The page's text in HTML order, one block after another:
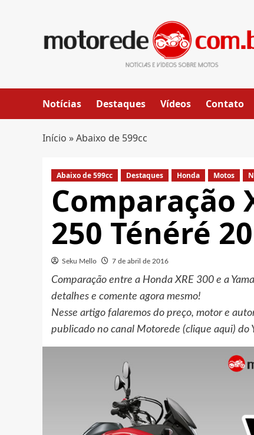
Notícias Destaques Vídeos Contato
Início »Abaixo de 599cc
Abaixo de 599cc Destaques Honda Motos
Comparação
250 Ténéré
Seku Mello 7 de abril de 2016
Comparação entre a Honda XRE 300 e a
detalhes e comente agora mesmo!
Nesse artigo falaremos do preço, motor e
publicado no canal Motorede (clique aqui) do